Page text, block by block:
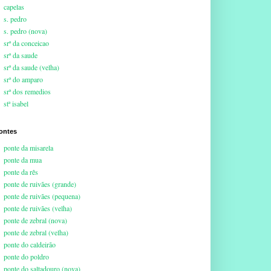
capelas
s. pedro
s. pedro (nova)
srª da conceicao
srª da saude
srª da saude (velha)
srª do amparo
srª dos remedios
stª isabel
ponte da misarela
ponte da mua
ponte da rês
ponte de ruivães (grande)
ponte de ruivães (pequena)
ponte de ruivães (velha)
ponte de zebral (nova)
ponte de zebral (velha)
ponte do caldeirão
ponte do poldro
ponte do saltadouro (nova)